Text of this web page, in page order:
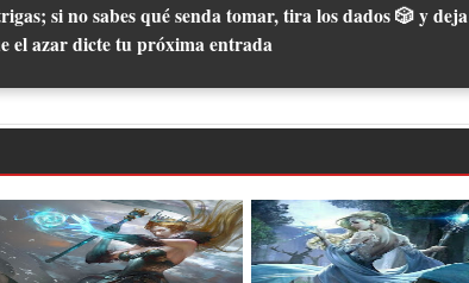
si no sabes qué senda tomar, tira los dados 🎲 y deja
el azar dicte tu próxima entrada